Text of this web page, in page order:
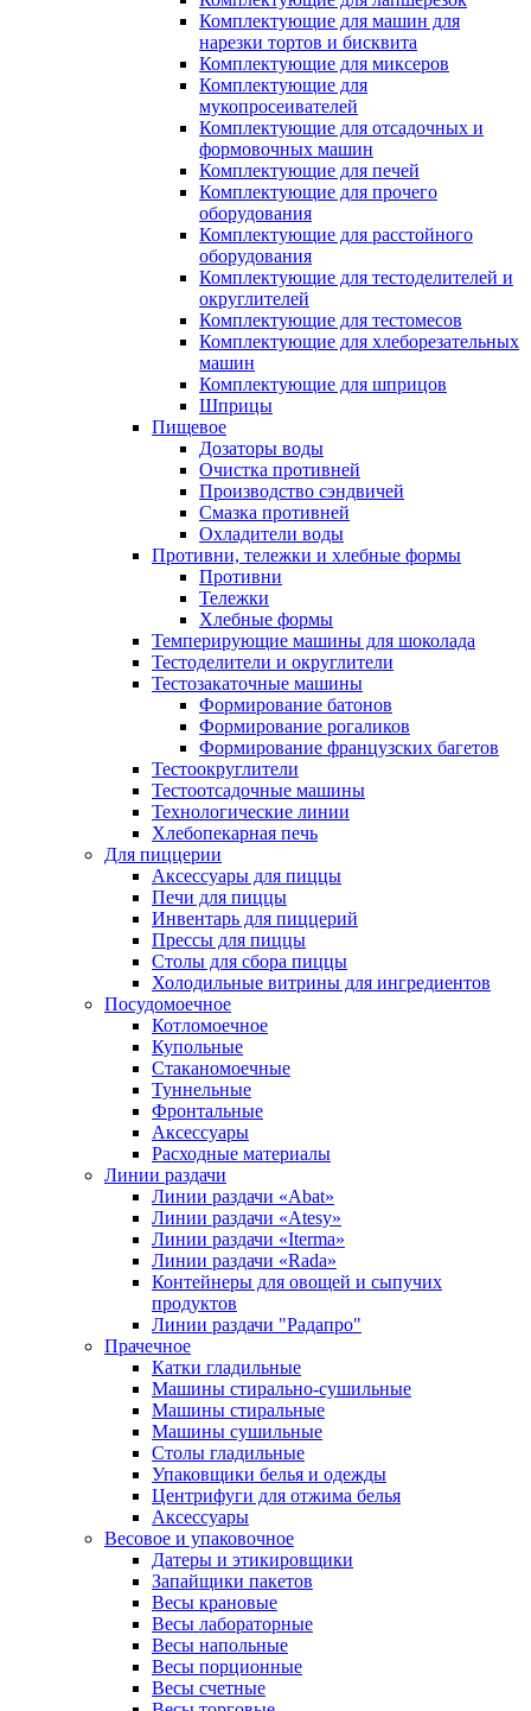
Комплектующие для машин для
нарезки тортов и бисквита
Комплектующие для миксеров
Комплектующие для
мукопросеивателей
Комплектующие для отсадочных и
формовочных машин
Комплектующие для печей
Комплектующие для прочего
оборудования
Комплектующие для расстойного
оборудования
Комплектующие для тестоделителей и
округлителей
Комплектующие для тестомесов
Комплектующие для хлеборезательных
машин
Комплектующие для шприцов
Шприцы
Пищевое
Дозаторы воды
Очистка противней
Производство сэндвичей
Смазка противней
Охладители воды
Противни, тележки и хлебные формы
Противни
Тележки
Хлебные формы
Темперирующие машины для шоколада
Тестоделители и округлители
Тестозакаточные машины
Формирование батонов
Формирование рогаликов
Формирование французских багетов
Тестоокруглители
Тестоотсадочные машины
Технологические линии
Хлебопекарная печь
Для пиццерии
Аксессуары для пиццы
Печи для пиццы
Инвентарь для пиццерий
Прессы для пиццы
Столы для сбора пиццы
Холодильные витрины для ингредиентов
Посудомоечное
Котломоечное
Купольные
Стаканомоечные
Туннельные
Фронтальные
Аксессуары
Расходные материалы
Линии раздачи
Линии раздачи «Abat»
Линии раздачи «Atesy»
Линии раздачи «Iterma»
Линии раздачи «Rada»
Контейнеры для овощей и сыпучих
продуктов
Линии раздачи "Радапро"
Прачечное
Катки гладильные
Машины стирально-сушильные
Машины стиральные
Машины сушильные
Столы гладильные
Упаковщики белья и одежды
Центрифуги для отжима белья
Аксессуары
Весовое и упаковочное
Датеры и этикировщики
Запайщики пакетов
Весы крановые
Весы лабораторные
Весы напольные
Весы порционные
Весы счетные